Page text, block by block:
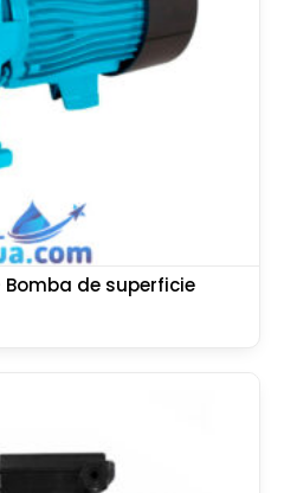
Bomba de superficie